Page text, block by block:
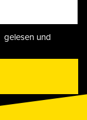
gelesen und